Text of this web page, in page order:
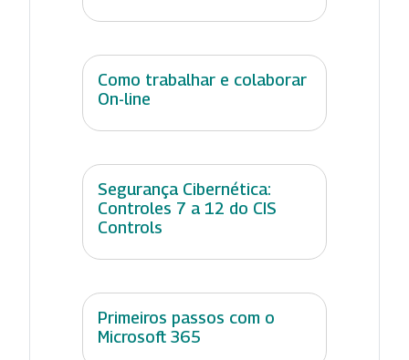
Como trabalhar e colaborar
On-line
Segurança Cibernética:
Controles 7 a 12 do CIS
Controls
Primeiros passos com o
Microsoft 365